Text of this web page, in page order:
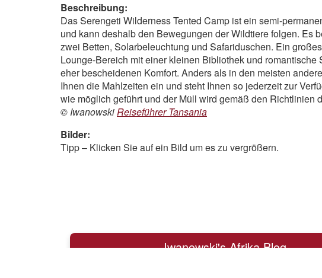
Beschreibung:
Das Serengeti Wilderness Tented Camp ist ein semi-
und kann deshalb den Bewegungen der Wildtiere folgen. Es
zwei Betten, Solarbeleuchtung und Safariduschen. Ein
Lounge-Bereich mit einer kleinen Bibliothek und
eher bescheidenen Komfort. Anders als in den meisten
Ihnen die Mahlzeiten ein und steht Ihnen so jederzeit zur
wie möglich geführt und der Müll wird gemäß den Richtlinien
© IwanowskiReiseführer Tansania
Bilder:
Tipp – Klicken Sie auf ein Bild um es zu vergrößern.
Iwanowski's Afrika Blog